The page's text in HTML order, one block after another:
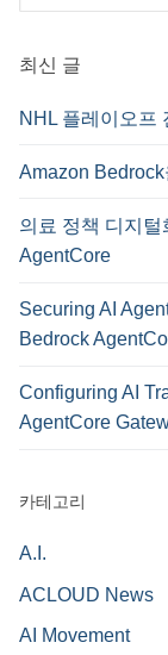
최신 글
NHL 플레이오프
Amazon Bedrock
의료 정책 디지
AgentCore
Securing AI
Bedrock
Configuring AI
AgentCore
카테고리
A.I.
ACLOUD News
AI Movement